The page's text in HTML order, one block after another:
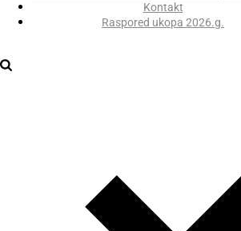
Kontakt
Raspored ukopa 2026.g.